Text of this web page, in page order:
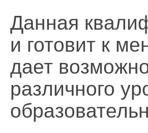
Данная
и готовит к
дает
различного